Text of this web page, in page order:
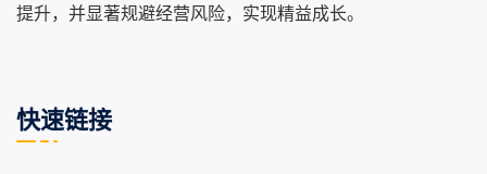
提升，并显著规避经营风险，实现精益成长。
快速链接